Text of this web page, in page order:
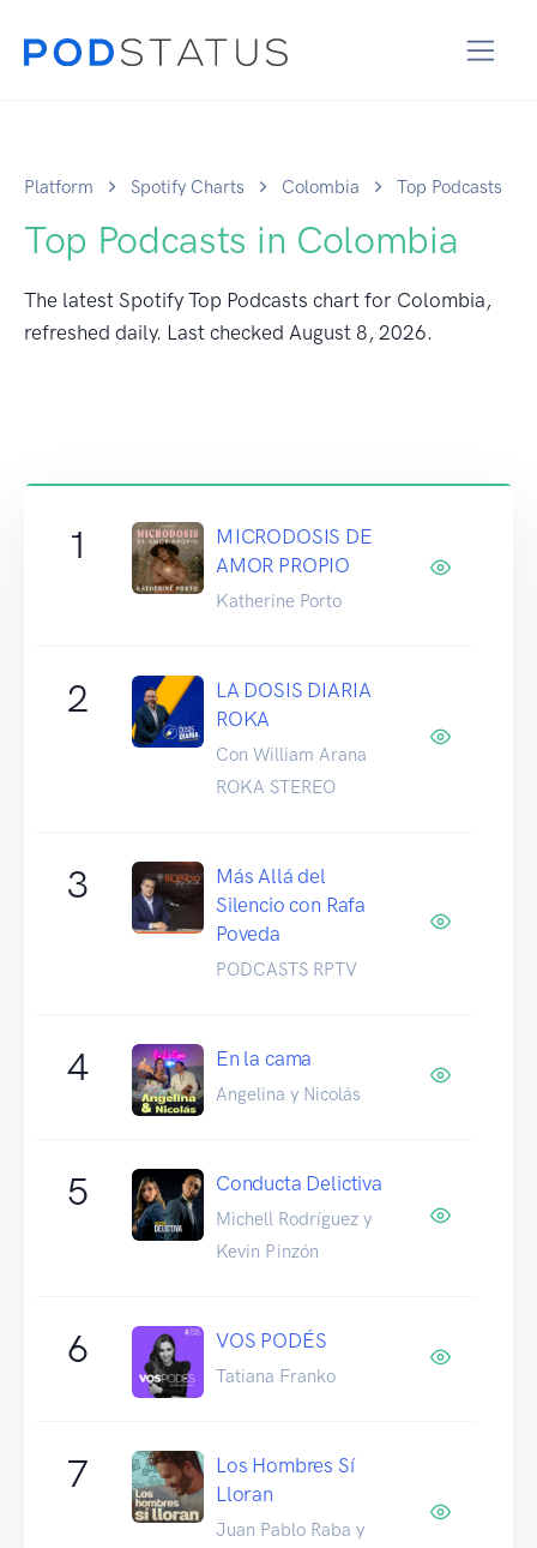
Platform Spotify Charts Colombia Top Podcasts
Top Podcasts in Colombia
The latest Spotify Top Podcasts chart for Colombia,
refreshed daily. Last checked August 8, 2026.
1
MICRODOSIS DE
AMOR PROPIO
Katherine Porto
2
LA DOSIS DIARIA
ROKA
Con William Arana
ROKA STEREO
3
Más Allá del
Silencio con Rafa
Poveda
PODCASTS RPTV
4 En la cama
Angelina y Nicolás
5 Conducta Delictiva
Michell Rodríguez y
Kevin Pinzón
6 VOS PODÉS
Tatiana Franko
7
Los Hombres Sí
Lloran
Juan Pablo Raba y